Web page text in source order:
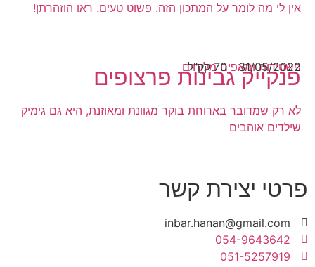
אין לי מה לומר על המתכון הזה. פשוט טעים. ראו הוזהרתן!
פנקייק גבינות פרצופים
לא רק שמדובר בארוחת בוקר מגוונת ומאוזנת, היא גם גימיק
שילדים אוהבים
פשטידות ומאפים מלוחים
31/05/2022 70 קק"ל
פרטי יצירת קשר
inbar.hanan@gmail.com
054-9643642
051-5257919